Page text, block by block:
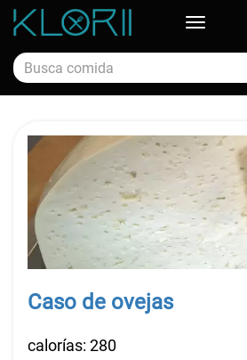
Toggle
Calorías de
Caso de ovejas
calorías: 280